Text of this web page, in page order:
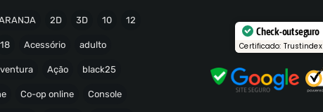
2D 3D 10 12
18 Acessório adulto
Ação black25
Co-op online Console
Check-out seguro
Certificado: Trustindex